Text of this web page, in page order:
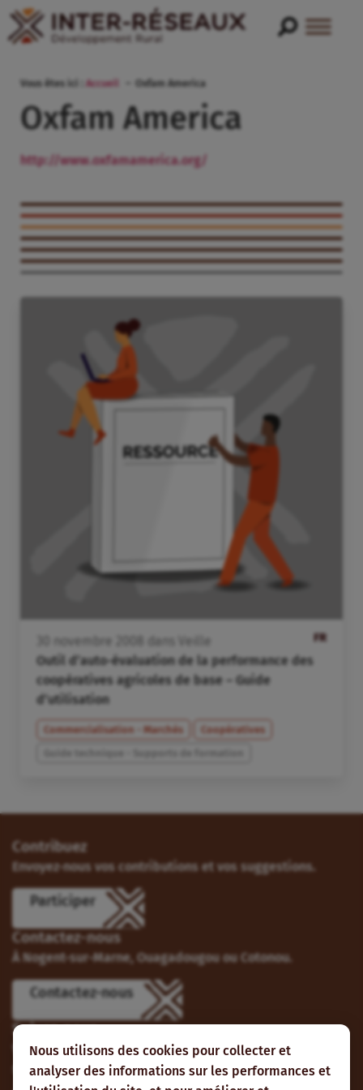
Nous utilisons des cookies pour collecter et
analyser des informations sur les performances et
Vous êtes ici : Accueil Oxfam America
Oxfam America
http://www.oxfamamerica.org/
FR
novembre dans
Veille
Outil d’auto-évaluation de la performance des
coopératives agricoles de base – Guide
d’utilisation
Commercialisation - Marchés
Coopératives
Contribuez
Envoyez-nous vos contributions et vos suggestions.
Participer
Contactez-nous
À Nogent-sur-Marne, Ouagadougou ou Cotonou.
Contactez-nous
Suivez-nous
Vous pouvez aussi vous abonner à nos flux RSS et nous
suivre sur les réseaux sociaux.